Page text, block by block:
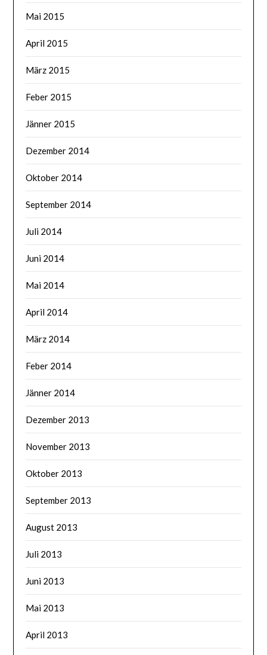
Mai 2015
April 2015
März 2015
Feber 2015
Jänner 2015
Dezember 2014
Oktober 2014
September 2014
Juli 2014
Juni 2014
Mai 2014
April 2014
März 2014
Feber 2014
Jänner 2014
Dezember 2013
November 2013
Oktober 2013
September 2013
August 2013
Juli 2013
Juni 2013
Mai 2013
April 2013